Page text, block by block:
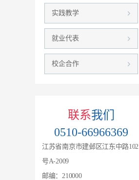
实践教学
就业代表
校企合作
联系我们
0510-66966369
江苏省南京市建邺区江东中路102
号A-2009
邮编：210000